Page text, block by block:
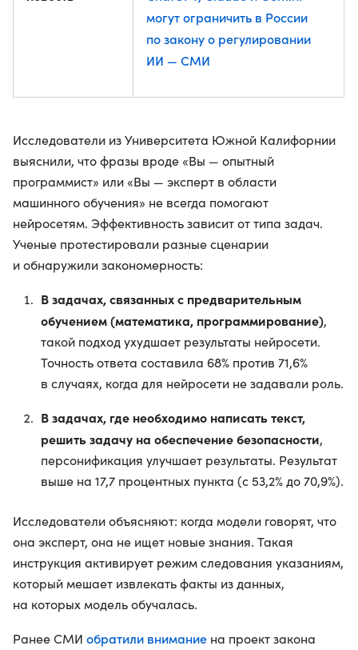
могут ограничить в России
по закону о регулировании
ИИ — СМИ
Исследователи из Университета Южной Калифорнии
выяснили, что фразы вроде «Вы — опытный
программист» или «Вы — эксперт в области
машинного обучения» не всегда помогают
нейросетям. Эффективность зависит от типа задач.
Ученые протестировали разные сценарии
и обнаружили закономерность:
В задачах, связанных с предварительным
обучением (математика, программирование),
такой подход ухудшает результаты нейросети.
Точность ответа составила 68% против 71,6%
в случаях, когда для нейросети не задавали роль.
В задачах, где необходимо написать текст,
решить задачу на обеспечение безопасности,
персонификация улучшает результаты. Результат
выше на 17,7 процентных пункта (с 53,2% до 70,9%).
Исследователи объясняют: когда модели говорят, что
она эксперт, она не ищет новые знания. Такая
инструкция активирует режим следования указаниям,
который мешает извлекать факты из данных,
на которых модель обучалась.
Ранее СМИ обратили внимание на проект закона